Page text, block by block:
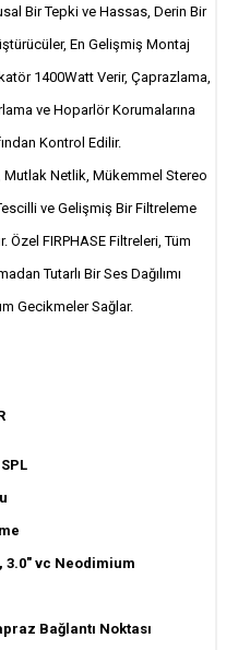
Bir Tepki ve Hassas, Derin Bir
En Gelişmiş Montaj
1400Watt Verir, Çaprazlama,
ve Hoparlör Korumalarına
Kontrol Edilir.
Netlik, Mükemmel Stereo
ve Gelişmiş Bir Filtreleme
Özel FIRPHASE Filtreleri, Tüm
Tutarlı Bir Ses Dağılımı
Gecikmeler Sağlar.
3.0" vc Neodimium
Bağlantı Noktası